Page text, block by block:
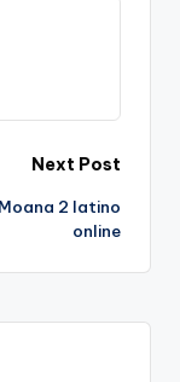
Next Post
2 latino
online